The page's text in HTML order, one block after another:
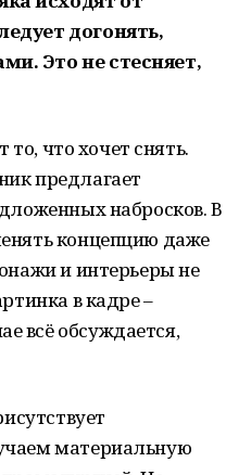
догонять,
Это не стесняет,
то, что хочет снять.
предлагает
набросков. В
концепцию даже
и интерьеры не
в кадре –
всё обсуждается,
материальную